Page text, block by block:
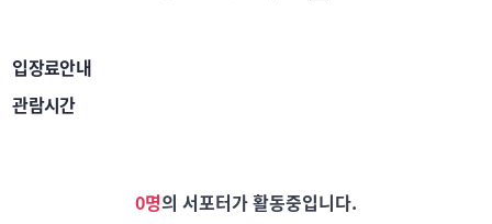
입장료안내
관람시간
0명의 서포터가 활동중입니다.